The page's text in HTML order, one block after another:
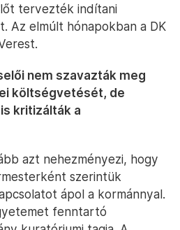
tervezték indítani
Az elmúlt hónapokban a DK
nem szavazták meg
költségvetését, de
kritizálták a
azt nehezményezi, hogy
szerintük
ápol a kormánnyal.
fenntartó